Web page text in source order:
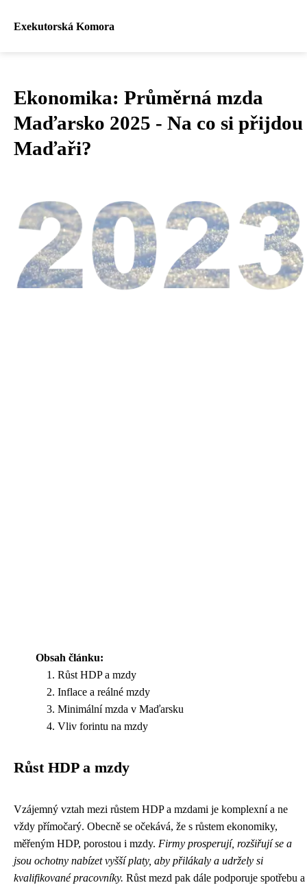
Exekutorská Komora
Ekonomika: Průměrná mzda
Maďarsko 2025 - Na co si přijdou
Maďaři?
Obsah článku:
Růst HDP a mzdy
Inflace a reálné mzdy
Minimální mzda v Maďarsku
Vliv forintu na mzdy
Růst HDP a mzdy
Vzájemný vztah mezi růstem HDP a mzdami je komplexní a ne
vždy přímočarý. Obecně se očekává, že s růstem ekonomiky,
měřeným HDP, porostou i mzdy. Firmy prosperují, rozšiřují se a
jsou ochotny nabízet vyšší platy, aby přilákaly a udržely si
kvalifikované pracovníky. Růst mezd pak dále podporuje spotřebu a